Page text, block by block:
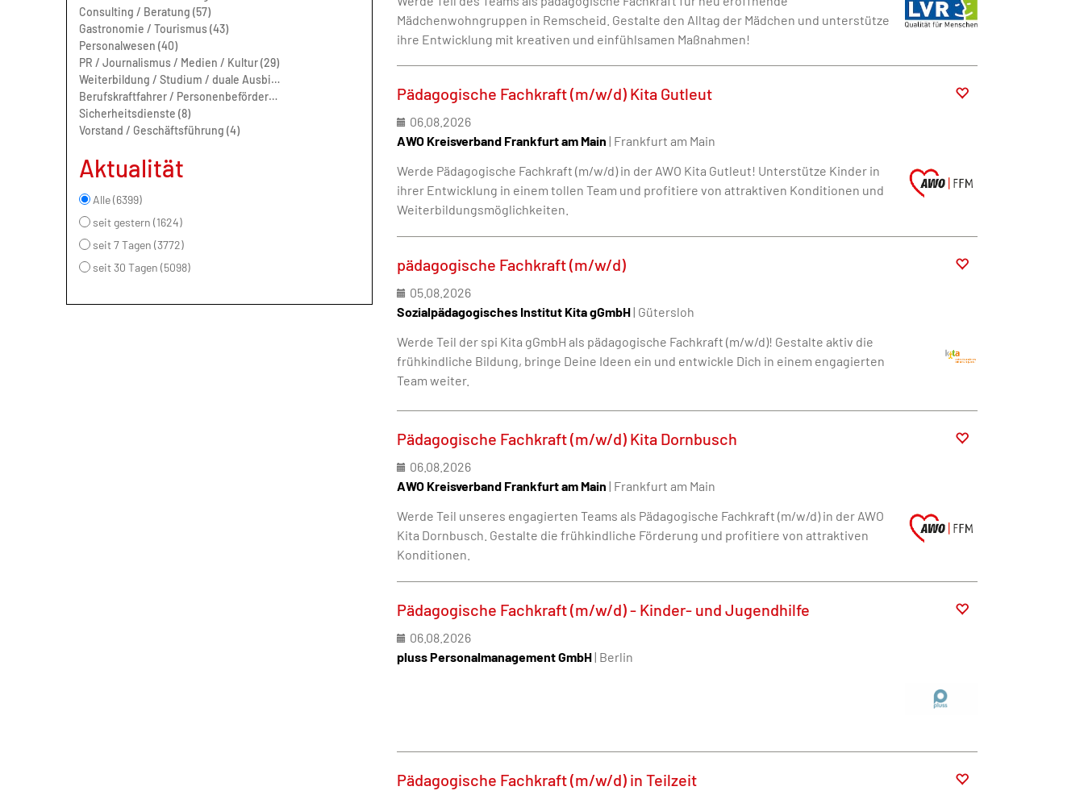
Consulting / Beratung (57)
Gastronomie / Tourismus (43)
Personalwesen (40)
PR / Journalismus / Medien / Kultur (29)
Weiterbildung / Studium / duale Ausbildung (16)
Berufskraftfahrer / Personenbeförderung (Land, Wasser, Luft) (11)
Sicherheitsdienste (8)
Vorstand / Geschäftsführung (4)
Aktualität
Alle (6399)
seit gestern (1624)
seit 7 Tagen (3772)
seit 30 Tagen (5098)
Mädchenwohngruppen in Remscheid. Gestalte den Alltag der Mädchen und unterstütze
ihre Entwicklung mit kreativen und einfühlsamen Maßnahmen!
Pädagogische Fachkraft (m/w/d) Kita Gutleut
06.08.2026
AWO Kreisverband Frankfurt am Main | Frankfurt am Main
Werde Pädagogische Fachkraft (m/w/d) in der AWO Kita Gutleut! Unterstütze Kinder in
ihrer Entwicklung in einem tollen Team und profitiere von attraktiven Konditionen und
Weiterbildungsmöglichkeiten.
pädagogische Fachkraft (m/w/d)
05.08.2026
Sozialpädagogisches Institut Kita gGmbH| Gütersloh
Werde Teil der spi Kita gGmbH als pädagogische Fachkraft (m/w/d)! Gestalte aktiv die
frühkindliche Bildung, bringe Deine Ideen ein und entwickle Dich in einem engagierten
Team weiter.
Pädagogische Fachkraft (m/w/d) Kita Dornbusch
06.08.2026
AWO Kreisverband Frankfurt am Main | Frankfurt am Main
Werde Teil unseres engagierten Teams als Pädagogische Fachkraft (m/w/d) in der AWO
Kita Dornbusch. Gestalte die frühkindliche Förderung und profitiere von attraktiven
Konditionen.
Pädagogische Fachkraft (m/w/d) - Kinder- und Jugendhilfe
06.08.2026
pluss Personalmanagement GmbH| Berlin
Pädagogische Fachkraft (m/w/d) in Teilzeit